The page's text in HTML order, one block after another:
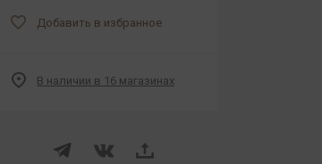
Добавить в избранное
В наличии в 16 магазинах